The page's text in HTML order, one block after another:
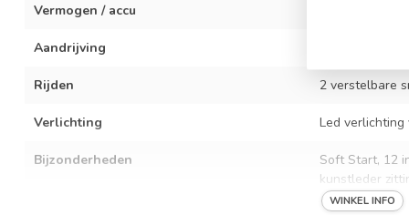
Vermogen / accu
Aandrijving
Rijden 2 verstelbare
Verlichting Led
Bijzonderheden
Soft Start, 12
kunstleder
WINKEL INFO